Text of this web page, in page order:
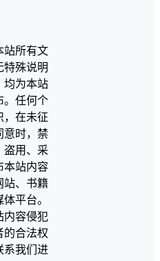
站所有文
特殊说明
均为本站
。任何个
，在未征
意时，禁
盗用、采
本站内容
站、书籍
平台。
内容侵犯
的合法权
系我们进